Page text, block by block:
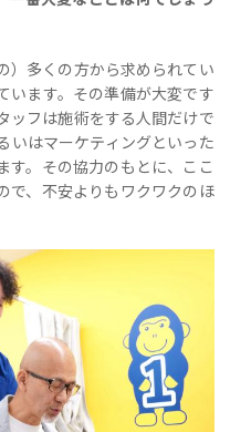
）多くの方から求められてい
います。その準備が大変です
ッフは施術をする人間だけで
いはマーケティングといった
す。その協力のもとに、ここ
で、不安よりもワクワクのほ